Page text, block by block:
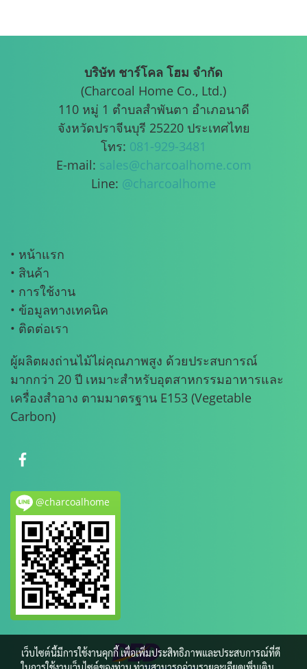
บริษัท ชาร์โคล โฮม จำกัด
(Charcoal Home Co., Ltd.)
110 หมู่ 1 ตำบลสำพันตา อำเภอนาดี
จังหวัดปราจีนบุรี 25220 ประเทศไทย
โทร: 081-929-3481
E-mail: sales@charcoalhome.com
Line: @charcoalhome
• หน้าแรก
• สินค้า
• การใช้งาน
• ข้อมูลทางเทคนิค
• ติดต่อเรา
ผู้ผลิตผงถ่านไม้ไผ่คุณภาพสูง ด้วยประสบการณ์
มากกว่า 20 ปี เหมาะสำหรับอุตสาหกรรมอาหารและ
เครื่องสำอาง ตามมาตรฐาน E153 (Vegetable
Carbon)
@charcoalhome
เว็บไซต์นี้มีการใช้งานคุกกี้ เพื่อเพิ่มประสิทธิภาพและประสบการณ์ที่ดี